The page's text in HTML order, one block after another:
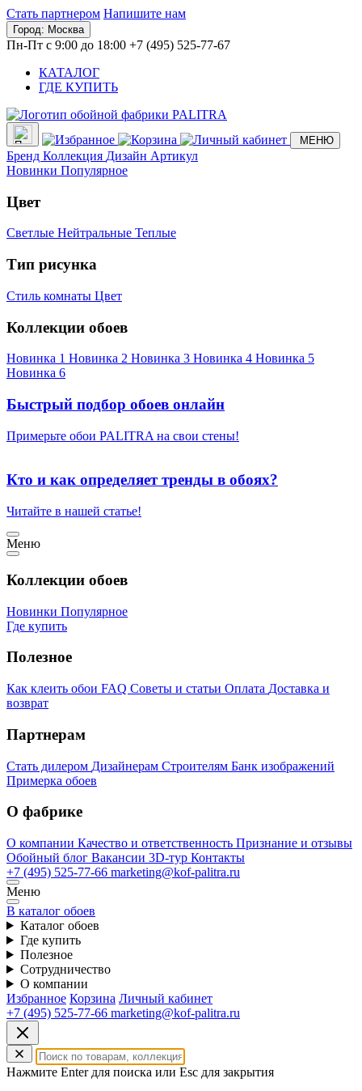
Стать партнером Напишите нам
Город: Москва
Пн-Пт с 9:00 до 18:00 +7 (495) 525-77-67
КАТАЛОГ
ГДЕ КУПИТЬ
МЕНЮ
Бренд Коллекция Дизайн Артикул
Новинки Популярное
Цвет
Светлые Нейтральные Теплые
Тип рисунка
Стиль комнаты Цвет
Коллекции обоев
Новинка 1 Новинка 2 Новинка 3 Новинка 4 Новинка 5
Новинка 6
Быстрый подбор обоев онлайн
Примерьте обои PALITRA на свои стены!
Кто и как определяет тренды в обоях?
Читайте в нашей статье!
Меню
Коллекции обоев
Новинки Популярное
Где купить
Полезное
Как клеить обои FAQ Советы и статьи Оплата Доставка и
возврат
Партнерам
Стать дилером Дизайнерам Строителям Банк изображений
Примерка обоев
О фабрике
О компании Качество и ответственность Признание и отзывы
Обойный блог Вакансии 3D-тур Контакты
+7 (495) 525-77-66 marketing@kof-palitra.ru
Меню
В каталог обоев
Каталог обоев
Где купить
Полезное
Сотрудничество
О компании
Избранное Корзина Личный кабинет
+7 (495) 525-77-66 marketing@kof-palitra.ru
Нажмите Enter для поиска или Esc для закрытия